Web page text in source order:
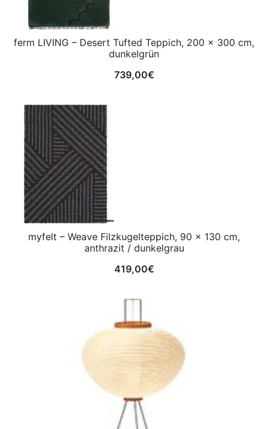
ferm LIVING – Desert Tufted Teppich, 200 x 300 cm,
dunkelgrün
739,00€
myfelt – Weave Filzkugelteppich, 90 x 130 cm,
anthrazit / dunkelgrau
419,00€